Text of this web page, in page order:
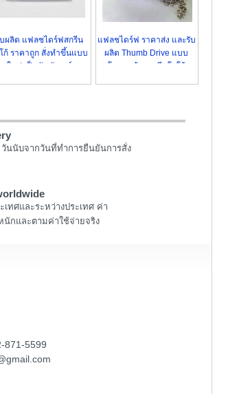
ผลิต แฟลชไดร์ฟสกรีน
ก้ ราคาถูก สั่งทำขึ้นแบบ
ใหม่ เป็นสัญลักษณ์
แฟลชไดร์ฟ ราคาส่ง และรับ
ผลิต Thumb Drive แบบ
โลหะ พร้อมสกรีนโลโก้
วันนับจากวันที่ทำการยืนยันการสั่ง
เทศและระหว่างประเทศ ค่า
กและตามค่าใช้จ่ายจริง
871-5599